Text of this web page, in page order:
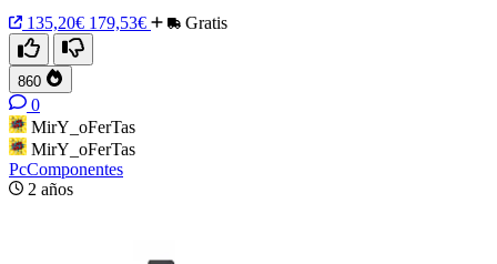
135,20€ 179,53€ Gratis
860
0
MirY_oFerTas
MirY_oFerTas
PcComponentes
2 años